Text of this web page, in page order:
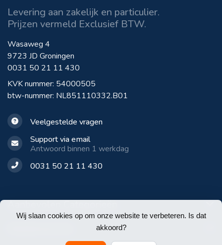
Wij slaan cookies op om onze website te verbeteren. Is dat
akkoord?
Levering aan zakelijk en particulier.
Prijzen vermeld Exclusief BTW.
Wasaweg 4
9723 JD Groningen
0031 50 21 11 430
KVK nummer: 54000505
btw-nummer: NL851110332.B01
Veelgestelde vragen
Support via email
Antwoord binnen 1 werkdag
0031 50 21 11 430